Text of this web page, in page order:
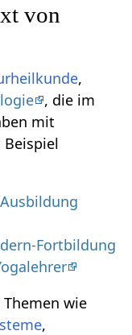
von
,
, die im
mit
Fortbildung
wie
,